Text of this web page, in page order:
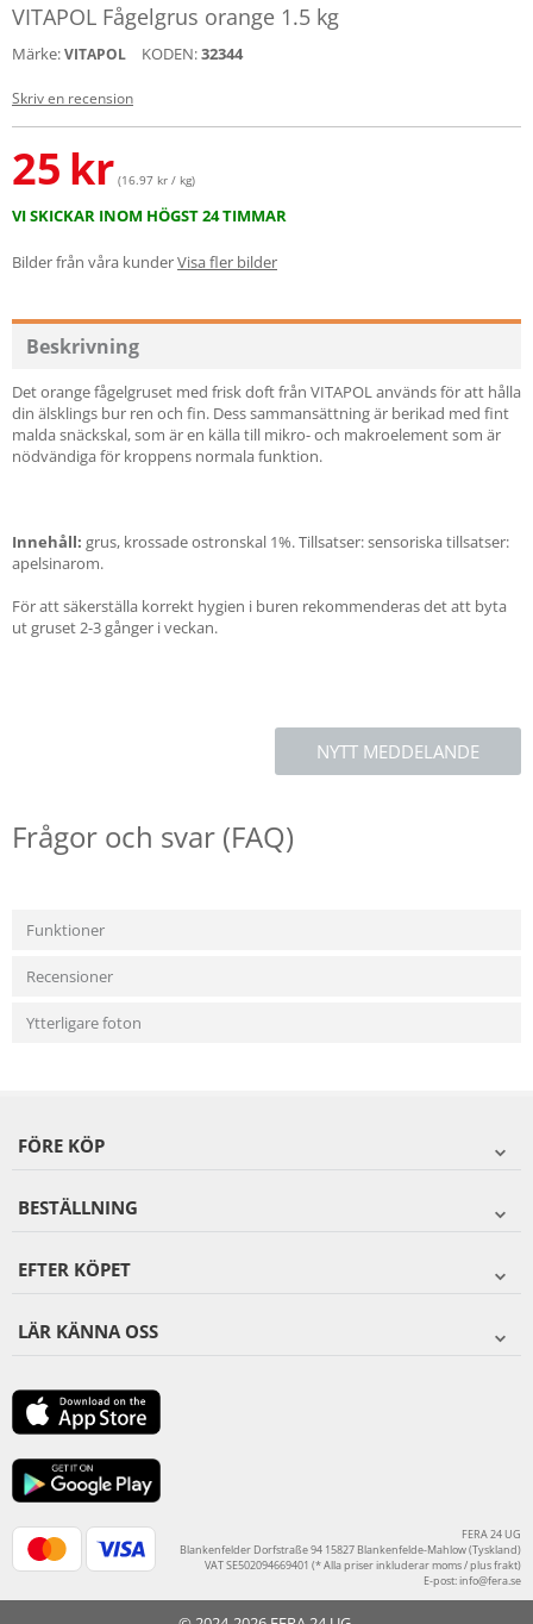
VITAPOL Fågelgrus orange 1.5 kg
Märke:VITAPOL KODEN:32344
Skriv en recension
25 kr (16.97 kr / kg)
VI SKICKAR INOM HÖGST 24 TIMMAR
Bilder från våra kunderVisa fler bilder
Beskrivning
Det orange fågelgruset med frisk doft från VITAPOL används för att hålla
din älsklings bur ren och fin. Dess sammansättning är berikad med fint
malda snäckskal, som är en källa till mikro- och makroelement som är
nödvändiga för kroppens normala funktion.
Innehåll: grus, krossade ostronskal 1%. Tillsatser: sensoriska tillsatser:
apelsinarom.
För att säkerställa korrekt hygien i buren rekommenderas det att byta
ut gruset 2-3 gånger i veckan.
NYTT MEDDELANDE
Frågor och svar (FAQ)
Funktioner
Recensioner
Ytterligare foton
FÖRE KÖP
BESTÄLLNING
EFTER KÖPET
LÄR KÄNNA OSS
FERA 24 UG
Blankenfelder Dorfstraße 94 15827 Blankenfelde-Mahlow (Tyskland)
VAT SE502094669401 (* Alla priser inkluderar moms / plus frakt)
E-post:info@fera.se